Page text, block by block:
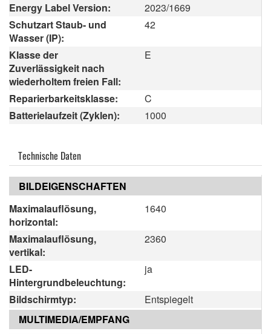
Energy Label Version:
2023/1669
Schutzart Staub- und
Wasser (IP):
42
Klasse der
Zuverlässigkeit nach
wiederholtem freien Fall:
E
Reparierbarkeitsklasse:
C
Batterielaufzeit (Zyklen):
1000
Technische Daten
BILDEIGENSCHAFTEN
Maximalauflösung,
horizontal:
1640
Maximalauflösung,
vertikal:
2360
LED-
Hintergrundbeleuchtung:
ja
Bildschirmtyp:
Entspiegelt
MULTIMEDIA/EMPFANG